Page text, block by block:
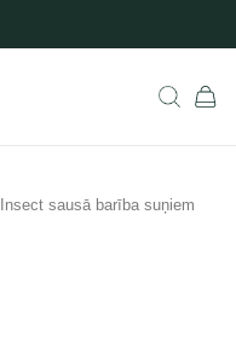
sausā barība suņiem